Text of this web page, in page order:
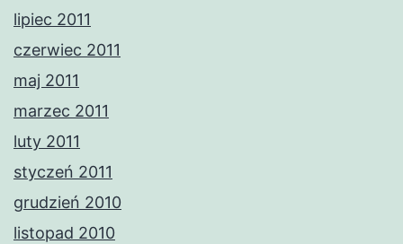
lipiec 2011
czerwiec 2011
maj 2011
marzec 2011
luty 2011
styczeń 2011
grudzień 2010
listopad 2010